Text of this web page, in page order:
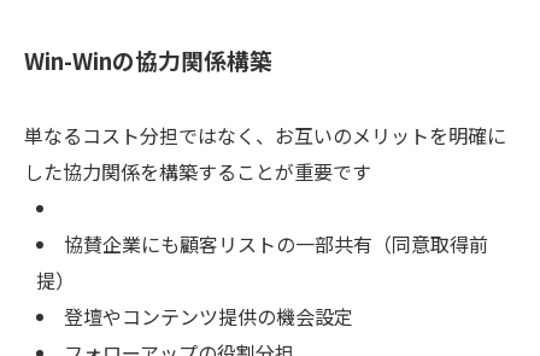
Win-Winの協力関係構築
単なるコスト分担ではなく、お互いのメリットを明確に
した協力関係を構築することが重要です
協賛企業にも顧客リストの一部共有（同意取得前
提）
登壇やコンテンツ提供の機会設定